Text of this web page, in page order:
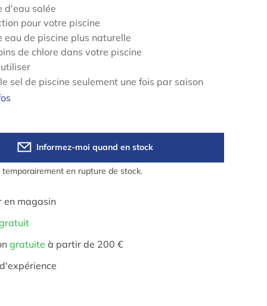
d'eau salée
pour votre piscine
eau de piscine plus naturelle
de chlore dans votre piscine
sel de piscine seulement une fois par saison
Informez-moi quand en stock
en rupture de stock.
en magasin
gratuite à partir de 200 €